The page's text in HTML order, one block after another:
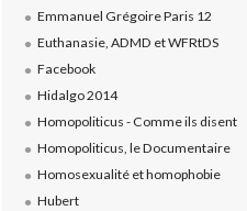
Emmanuel Grégoire Paris 12
Euthanasie, ADMD et WFRtDS
Facebook
Hidalgo 2014
Homopoliticus - Comme ils disent
Homopoliticus, le Documentaire
Homosexualité et homophobie
Hubert